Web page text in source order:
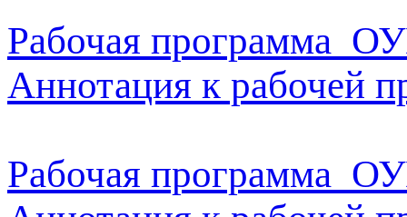
Рабочая программа
Аннотация к рабочей
Рабочая программа